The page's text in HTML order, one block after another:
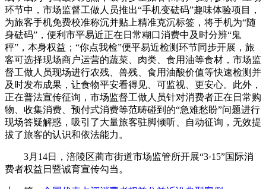
环节中，市场监督工做人员推出“手机变砝码”趣味体验项目，
为旅客手机免费校准称沉并贴上精准克沉标签，将手机为“随
身砝码”，便利市平易近正在日常糊口消费中及时分辨“鬼
秤”，本身权益；“你点我检”便平易近检测环节同步开展，旅
客可选择现场商户运营的蔬菜、肉类、食用油等食材，市场监
督工做人员现场进行农残、兽残、食用油酸价值等快速检测并
及时发布成果，让食物平安看得见、可监视、更安心。此外，
正在普法宣传征询，市场监督工做人员针对消费者正在日常购
物、收集消费、预付式消费等范畴碰到的“急难愁盼”问题进行
现场答疑解惑，吸引了大量旅客驻脚倾听、自动征询，无效提
拔了旅客的认识和依法能力。
3月14日，涪陵区蔺市街道市场监管所开展“3·15”国际消
费者权益日暨诚育宣传勾当。